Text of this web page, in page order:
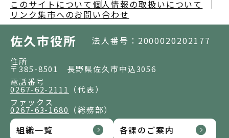
このサイトについて 個人情報の取扱いについて
リンク集市へのお問い合わせ
佐久市役所 法人番号：2000020202177
住所
〒385-8501 長野県佐久市中込3056
電話番号
0267-62-2111
（代表）
ファックス
0267-63-1680 （総務部）
組織一覧 各課のご案内